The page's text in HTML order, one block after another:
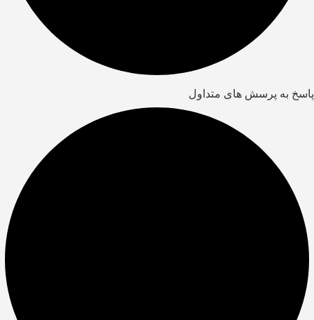
پاسخ به پرسش های متداول